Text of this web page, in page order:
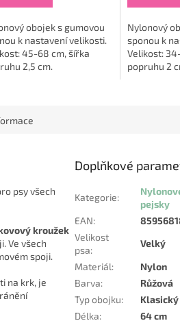
obojek s gumovou
k nastavení velikosti.
45-68 cm, šířka
2,5 cm.
Nylonový
sponou k
Velikost:
popruhu 2
psy všech
kroužek
Ve všech
spoji.
na krk, je
Doplňkové
Kategorie:
pejsky
EAN:
Velikost
psa:
Velký
Materiál:
Nylon
Barva:
Růžová
Typ obojku:
Klasický
Délka:
64 cm